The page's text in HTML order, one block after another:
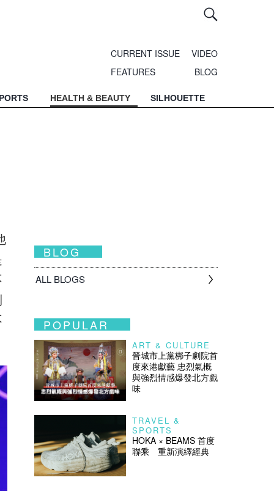
CURRENT ISSUE
VIDEO
FEATURES
BLOG
HEALTH & BEAUTY SILHOUETTE
BLOG
ALL BLOGS
POPULAR
ART & CULTURE
晉城市上黨梆子劇院首
度來港獻藝 忠烈氣概
與強烈情感爆發北方戲
味
TRAVEL &
SPORTS
HOKA × BEAMS 首度
聯乘 重新演繹經典